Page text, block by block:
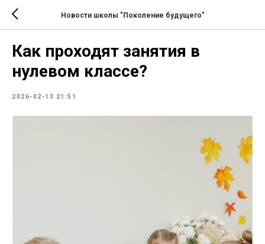
Новости школы "Поколение будущего"
Как проходят занятия в
нулевом классе?
2026-02-13 21:51